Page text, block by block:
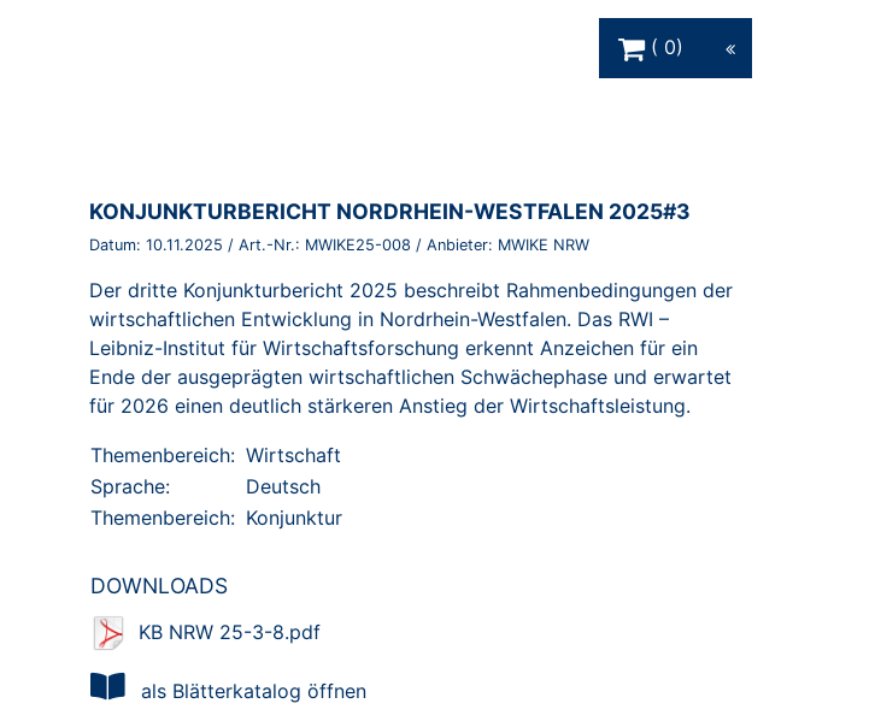
0
BROSCHÜRE:
KONJUNKTURBERICHT NORDRHEIN-WESTFALEN 2025#3
Datum: 10.11.2025 / Art.-Nr.: MWIKE25-008 / Anbieter: MWIKE NRW
Der dritte Konjunkturbericht 2025 beschreibt Rahmenbedingungen der
wirtschaftlichen Entwicklung in Nordrhein-Westfalen. Das RWI –
Leibniz-Institut für Wirtschaftsforschung erkennt Anzeichen für ein
Ende der ausgeprägten wirtschaftlichen Schwächephase und erwartet
für 2026 einen deutlich stärkeren Anstieg der Wirtschaftsleistung.
Themenbereich: Wirtschaft
Sprache:
Deutsch
Themenbereich: Konjunktur
DOWNLOADS
KB NRW 25-3-8.pdf
als Blätterkatalog öffnen